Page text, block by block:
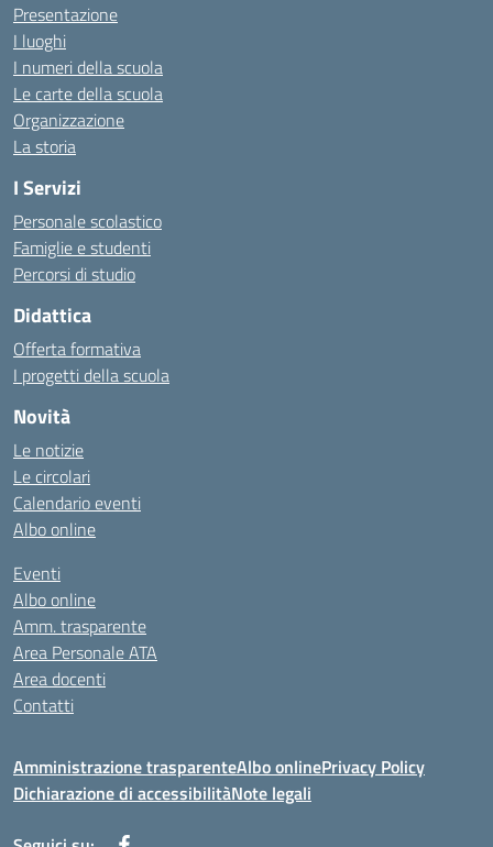
Presentazione
I luoghi
I numeri della scuola
Le carte della scuola
Organizzazione
La storia
I Servizi
Personale scolastico
Famiglie e studenti
Percorsi di studio
Didattica
Offerta formativa
I progetti della scuola
Novità
Le notizie
Le circolari
Calendario eventi
Albo online
Eventi
Albo online
Amm. trasparente
Area Personale ATA
Area docenti
Contatti
Amministrazione trasparenteAlbo onlinePrivacy Policy
Dichiarazione di accessibilitàNote legali